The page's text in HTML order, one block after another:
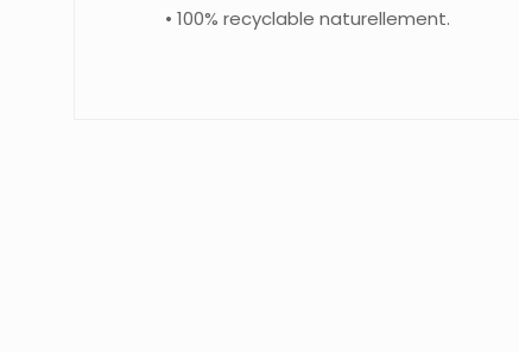
• 100% recyclablenaturellement.